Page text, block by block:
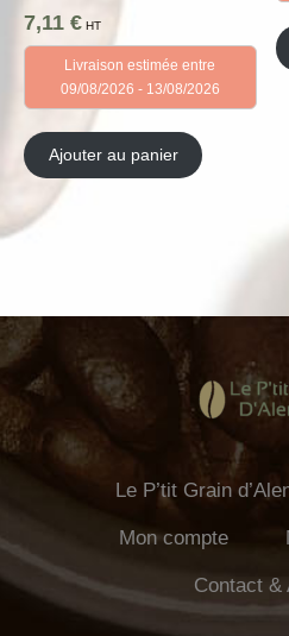
7,11 € HT
Livraison estimée entre
09/08/2026 - 13/08/2026
Ajouter au panier
Le P’tit Grain
Mon compte
Contact &